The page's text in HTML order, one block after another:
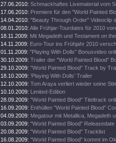
27.06.2010: Schmackhaftes Livematerial vom
17.06.2010: Premiere für den "World Painted
14.04.2010: "Beauty Through Order" Videoclip
08.01.2010: Alle Frühjar-Tourdates für 2010
18.11.2009: Mit Megadeth und Testament on
14.11.2009: Euro-Tour ins Frühjahr 2010
01.11.2009: "Playing With Dolls" Bonusvideo
30.10.2009: Trailer der "World Painted Blood"
29.10.2009: "World Painted Blood" Track by
18.10.2009: ‘Playing With Dolls’ Trailer
12.10.2009: Tom Araya verliert wieder seine
10.10.2009: Limited-Edition
28.09.2009: "World Painted Blood" Titeltrack
16.09.2009: Enthüllen "World Painted Blood"
04.09.2009: Megatour mit Metallica, Megadeth
03.09.2009: "World Painted Blood"
20.08.2009: "World Painted Blood" Tracklist
16.08.2009: "World Painted Blood" kommt im